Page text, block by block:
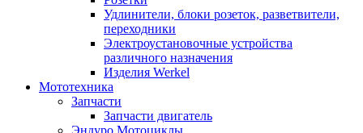
Удлинители, блоки розеток, разветвители,
переходники
Электроустановочные устройства
различного назначения
Изделия Werkel
Мототехника
Запчасти
Запчасти двигатель
Эндуро Мотоциклы